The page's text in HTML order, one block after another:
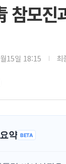
참모
15일 18:15 최
약 BETA